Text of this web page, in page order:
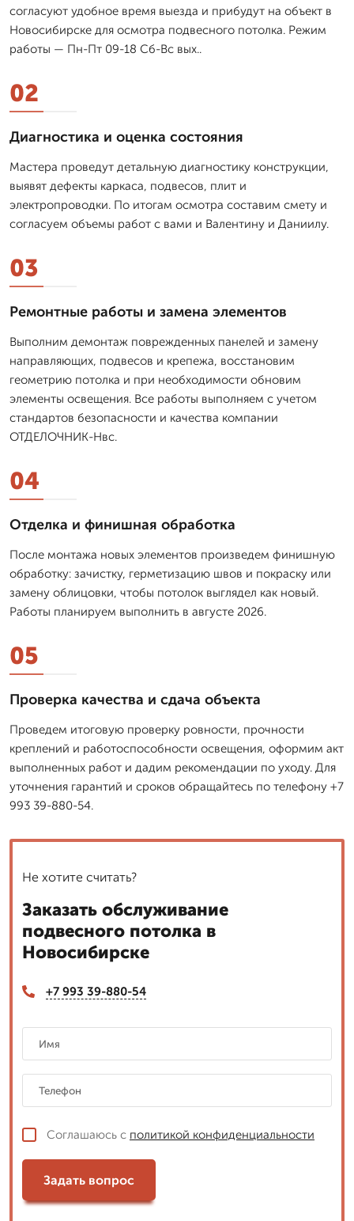
согласуют удобное время выезда и прибудут на объект в
Новосибирске для осмотра подвесного потолка. Режим
работы — Пн-Пт 09-18 Сб-Вс вых..
02
Диагностика и оценка состояния
Мастера проведут детальную диагностику конструкции,
выявят дефекты каркаса, подвесов, плит и
электропроводки. По итогам осмотра составим смету и
согласуем объемы работ с вами и Валентину и Даниилу.
03
Ремонтные работы и замена элементов
Выполним демонтаж поврежденных панелей и замену
направляющих, подвесов и крепежа, восстановим
геометрию потолка и при необходимости обновим
элементы освещения. Все работы выполняем с учетом
стандартов безопасности и качества компании
ОТДЕЛОЧНИК-Нвс.
04
Отделка и финишная обработка
После монтажа новых элементов произведем финишную
обработку: зачистку, герметизацию швов и покраску или
замену облицовки, чтобы потолок выглядел как новый.
Работы планируем выполнить в августе 2026.
05
Проверка качества и сдача объекта
Проведем итоговую проверку ровности, прочности
креплений и работоспособности освещения, оформим акт
выполненных работ и дадим рекомендации по уходу. Для
уточнения гарантий и сроков обращайтесь по телефону +7
993 39-880-54.
Не хотите считать?
Заказать обслуживание
подвесного потолка в
Новосибирске
+7 993 39-880-54
Соглашаюсь с политикой конфиденциальности
Задать вопрос